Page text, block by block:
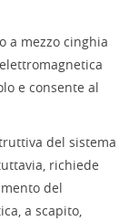
a mezzo cinghia
e consente al
del sistema
richiede
del
a scapito,